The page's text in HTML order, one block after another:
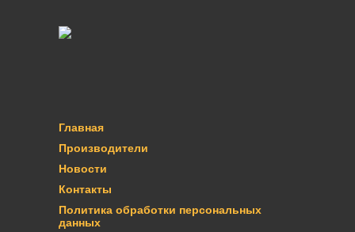
Главная
Производители
Новости
Контакты
Политика обработки персональных
данных